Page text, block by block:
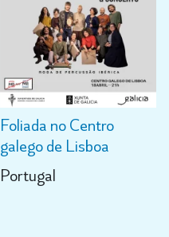
Foliada no Centro
galego de Lisboa
Portugal